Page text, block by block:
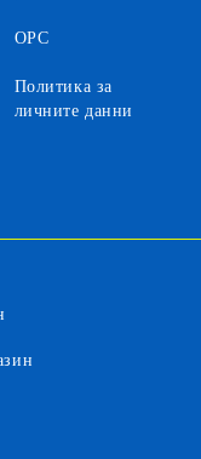
ОРС
Политика за
личните данни